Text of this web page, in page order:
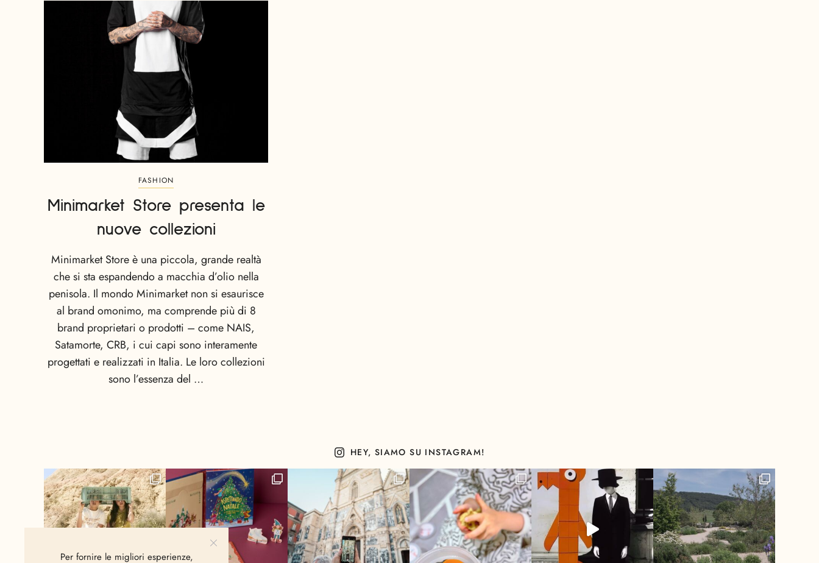
FASHION
Minimarket Store presenta le
nuove collezioni
Minimarket Store è una piccola, grande realtà
che si sta espandendo a macchia d’olio nella
penisola. Il mondo Minimarket non si esaurisce
al brand omonimo, ma comprende più di 8
brand proprietari o prodotti – come NAIS,
Satamorte, CRB, i cui capi sono interamente
progettati e realizzati in Italia. Le loro collezioni
sono l’essenza del …
HEY, SIAMO SU INSTAGRAM!
Per fornire le migliori esperienze,